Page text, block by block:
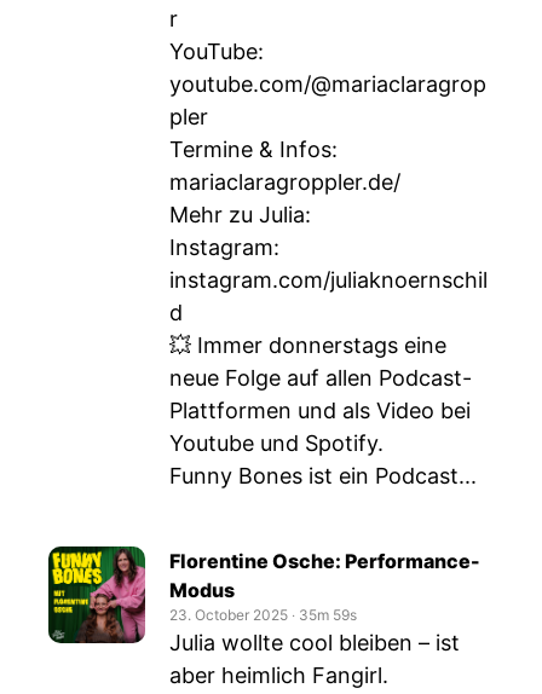
r
YouTube:
youtube.com/@mariaclaragrop
pler
Termine & Infos:
mariaclaragroppler.de/
Mehr zu Julia:
Instagram:
instagram.com/juliaknoernschil
d
💥 Immer donnerstags eine
neue Folge auf allen Podcast-
Plattformen und als Video bei
Youtube und Spotify.
Funny Bones ist ein Podcast...
Florentine Osche: Performance-
Modus
23. October 2025 ‧ 35m 59s
Julia wollte cool bleiben – ist
aber heimlich Fangirl.